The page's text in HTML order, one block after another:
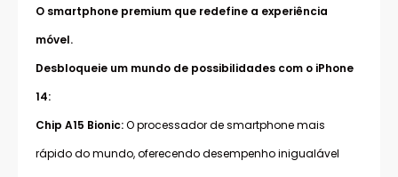
O smartphone premium que redefine a experiência
móvel.
Desbloqueie um mundo de possibilidades com o iPhone
14:
Chip A15 Bionic:O processador de smartphone mais
rápido do mundo, oferecendo desempenho inigualável